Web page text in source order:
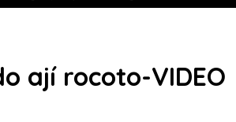
ají rocoto-VIDEO